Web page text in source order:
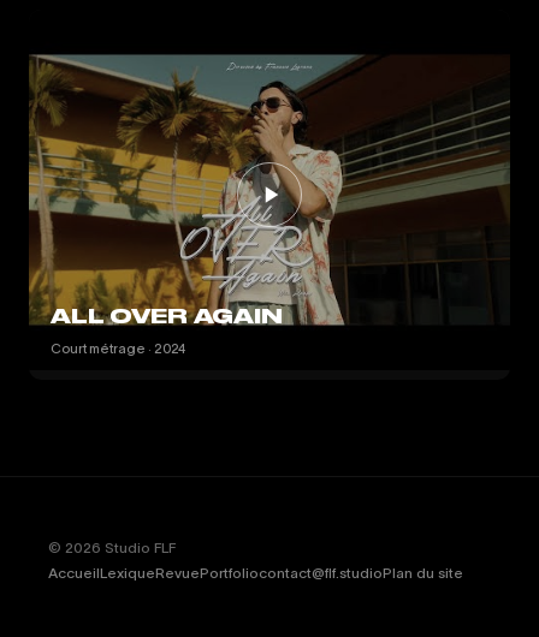
ALL OVER AGAIN
Court métrage · 2024
© 2026 Studio FLF
AccueilLexiqueRevuePortfoliocontact@flf.studioPlan du site